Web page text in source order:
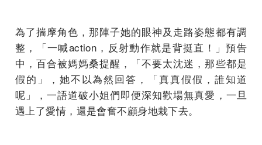
為了揣摩角色，那陣子她的眼神及走路姿態都有調
整，「一喊action，反射動作就是背挺直！」預告
中，百合被媽媽桑提醒，「不要太沈迷，那些都是
假的」，她不以為然回答，「真真假假，誰知道
呢」，一語道破小姐們即便深知歡場無真愛，一旦
遇上了愛情，還是會奮不顧身地栽下去。